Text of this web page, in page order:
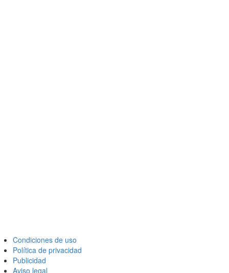
Condiciones de uso
Política de privacidad
Publicidad
Aviso legal